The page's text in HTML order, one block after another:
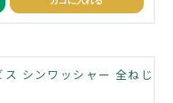
シンワッシャー 全ねじ